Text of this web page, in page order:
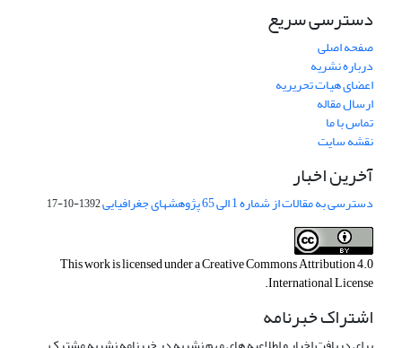
دسترسی سریع
صفحه اصلی
درباره نشریه
اعضای هیات تحریریه
ارسال مقاله
تماس با ما
نقشه سایت
آخرین اخبار
دسترسی به مقالات از شماره 1 الی 65 پژوهشهای جغرافیایی 1392-10-17
This work is licensed under aCreative Commons Attribution 4.0
International License
.
اشتراک خبرنامه